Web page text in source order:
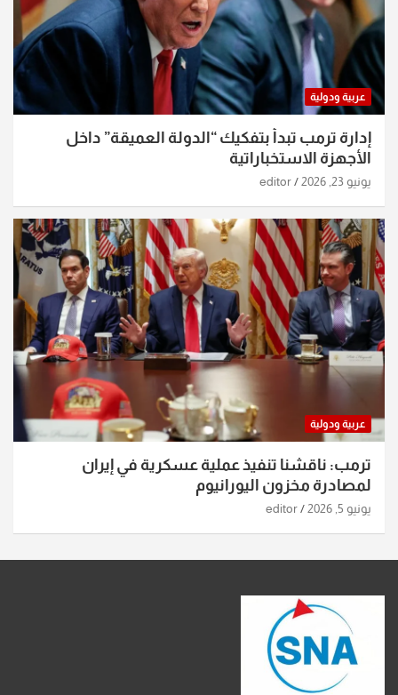
عربية ودولية
إدارة ترمب تبدأ بتفكيك “الدولة العميقة” داخل
الأجهزة الاستخباراتية
يونيو 23, 2026 editor
عربية ودولية
ترمب: ناقشنا تنفيذ عملية عسكرية في إيران
لمصادرة مخزون اليورانيوم
يونيو 5, 2026 editor